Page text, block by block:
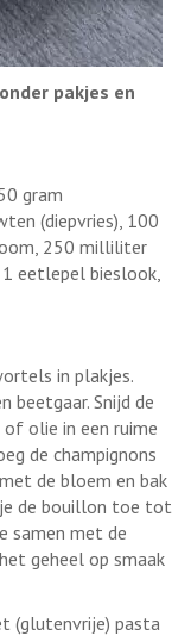
pakjes en
gram
(diepvries), 100
250 milliliter
eetlepel bieslook,
in plakjes.
beetgaar. Snijd de
olie in een ruime
de champignons
de bloem en bak
de bouillon toe tot
samen met de
geheel op smaak
(glutenvrije) pasta